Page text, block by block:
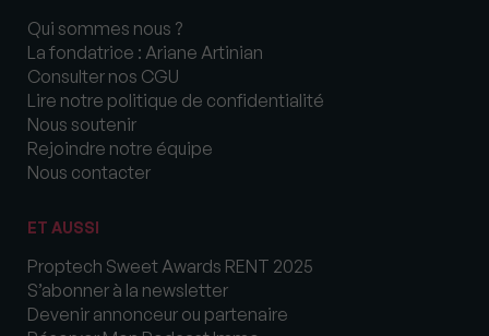
Qui sommes nous ?
La fondatrice : Ariane Artinian
Consulter nos CGU
Lire notre politique de confidentialité
Nous soutenir
Rejoindre notre équipe
Nous contacter
ET AUSSI
Proptech Sweet Awards RENT 2025
S’abonner à la newsletter
Devenir annonceur ou partenaire